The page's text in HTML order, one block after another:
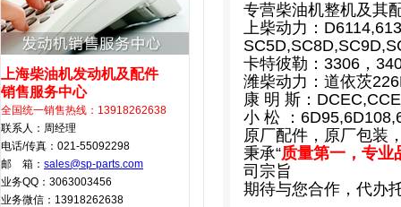
上海柴油机发动机及配件
销售服务中心
全国统一销售热线：13918262638
联系人：周经理
电话/传真：021-55092298
邮 箱： sales@sp-parts.com
业务QQ：3063003456
业务微信：13918262638
专营柴油机整机及其
上柴动力：
卡特彼勒：3306，
潍柴动力：道依茨
康 明 斯：
小 松 ：
原厂配件，原厂包装
秉承“质量第一，专业
司宗旨
期待与您合作，代办